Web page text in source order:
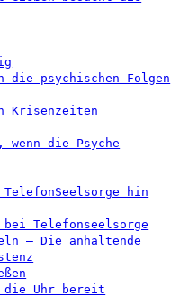
die psychischen Folgen
Krisenzeiten
die Psyche
hin
bei Telefonseelsorge
– Die anhaltende
die Uhr bereit